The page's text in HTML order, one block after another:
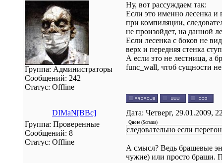
Группа: Администраторы
Сообщений: 242
Статус: Offline
Ну, вот рассуждаем так:
Если это именно лесенка и
при компиляции,
не произойдет, на данной
Если лесенка с боков не
верх и передняя стенка
А если это не лестница, а
func_wall, чтоб сущности
DIMaN[BBc]
Дата: Четверг, 29.01.2009,
Группа: Проверенные
Сообщений: 8
Статус: Offline
Quote (Scrama)
следовательно если
А смысл? Ведь брашевые
чужие) или просто браши.